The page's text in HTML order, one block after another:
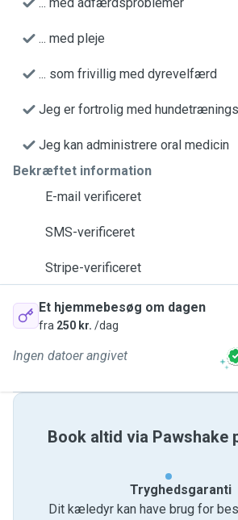
... med pleje
... som frivillig med dyrevelfærd
Jeg er fortrolig med
Jeg kan administrere oral medicin
Bekræftet information
E-mail verificeret
SMS-verificeret
Stripe-verificeret
Et hjemmebesøg om dagen
fra 250 kr. /dag
Ingen datoer angivet
Book altid via Pawshake
Tryghedsgaranti
Dit kæledyr kan have brug for